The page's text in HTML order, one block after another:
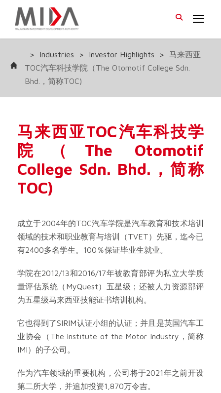
> Industries > Investor Highlights >
马来西亚
TOC汽车科技学院（The Otomotif College Sdn.
Bhd.，简称TOC)
马来西亚TOC汽车科技学
院（The Otomotif
College Sdn. Bhd.，简称
TOC)
成立于2004年的TOC汽车学院是汽车教育和技术培训
领域的技术和职业教育与培训（TVET）先驱，迄今已
有2400多名学生。100％保证毕业生就业。
学院在2012/13和2016/17年被教育部评为私立大学质
量评估系统（MyQuest）五星级；还被人力资源部评
为五星级马来西亚技能证书培训机构。
它也得到了SIRIM认证小组的认证；并且是英国汽车工
业协会（The Institute of the Motor Industry，简称
IMI）的子公司。
作为汽车领域的重要机构，公司将于2021年之前开设
第二所大学，并追加投资1,870万令吉。